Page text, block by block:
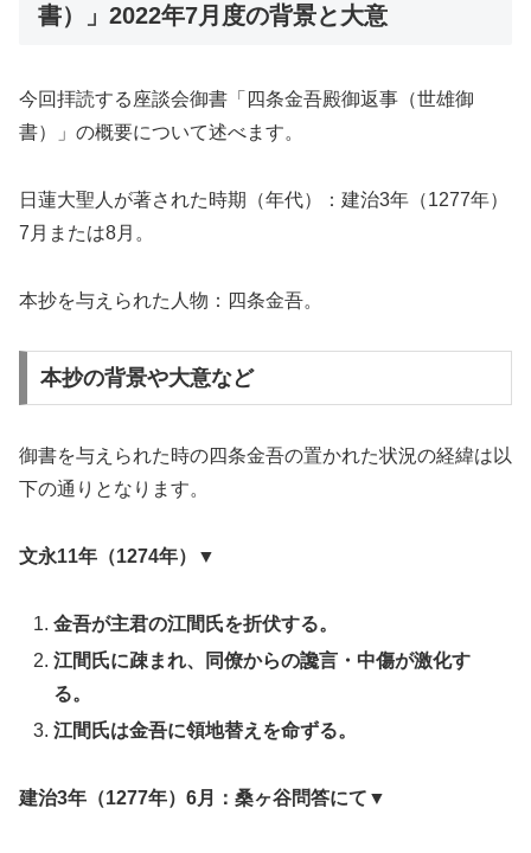
書）」2022年7月度の背景と大意
今回拝読する座談会御書「四条金吾殿御返事（世雄御
書）」の概要について述べます。
日蓮大聖人が著された時期（年代）：建治3年（1277年）
7月または8月。
本抄を与えられた人物：四条金吾。
本抄の背景や大意など
御書を与えられた時の四条金吾の置かれた状況の経緯は以
下の通りとなります。
文永11年（1274年）▼
金吾が主君の江間氏を折伏する。
江間氏に疎まれ、同僚からの讒言・中傷が激化す
る。
江間氏は金吾に領地替えを命ずる。
建治3年（1277年）6月：桑ヶ谷問答にて▼